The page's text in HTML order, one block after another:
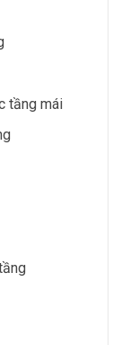
tầng mái